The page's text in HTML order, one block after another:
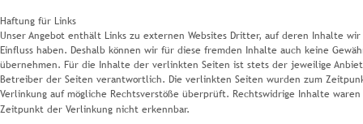
Haftung für Links
Unser Angebot enthält Links zu externen Websites Dritter, auf deren Inhalte
Einfluss haben. Deshalb können wir für diese fremden Inhalte auch keine
übernehmen. Für die Inhalte der verlinkten Seiten ist stets der jeweilige
Betreiber der Seiten verantwortlich. Die verlinkten Seiten wurden zum
Verlinkung auf mögliche Rechtsverstöße überprüft. Rechtswidrige Inhalte
Zeitpunkt der Verlinkung nicht erkennbar.